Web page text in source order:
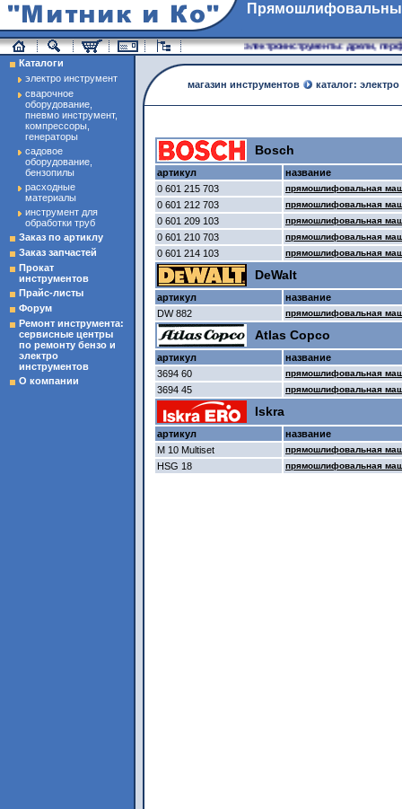
электроинструменты: дрели,
магазин инструменты
магазин инструментов каталог:
Bosch
артикул
название
0 601 215 703
прямошлифовальная
0 601 212 703 прямошлифовальная
0 601 209 103 прямошлифовальная
0 601 210 703 прямошлифовальная
0 601 214 103 прямошлифовальная
DeWalt
артикул
название
DW 882
прямошлифовальная
Atlas Copco
артикул
название
3694 60
прямошлифовальная
3694 45 прямошлифовальная
Iskra
артикул
название
M 10 Multiset
прямошлифовальная
HSG 18 прямошлифовальная
Каталоги
электро инструмент
сварочное
оборудование,
пневмо инструмент,
компрессоры,
генераторы
садовое
оборудование,
бензопилы
расходные
материалы
инструмент для
обработки труб
Заказ по артиклу
Заказ запчастей
Прокат
инструментов
Прайс-листы
Форум
Ремонт инструмента:
сервисные центры
по ремонту бензо и
электро
инструментов
О компании